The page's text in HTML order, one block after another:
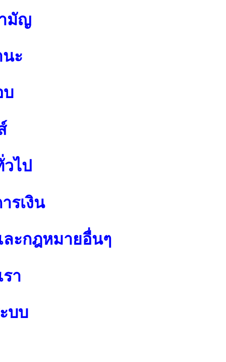
มัญ
ะ
บ
ไป
รเงิน
ะกฎหมายอื่นๆ
า
บบ